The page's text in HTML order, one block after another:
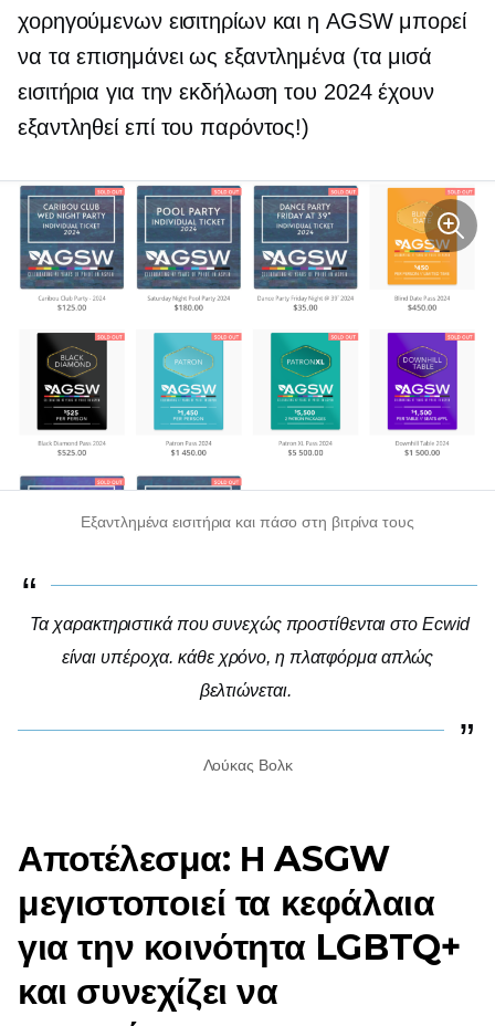
χορηγούμενων εισιτηρίων και η AGSW μπορεί
να τα επισημάνει ως εξαντλημένα (τα μισά
εισιτήρια για την εκδήλωση του 2024 έχουν
εξαντληθεί επί του παρόντος!)
Εξαντλημένα εισιτήρια και πάσο στη βιτρίνα τους
Τα χαρακτηριστικά που συνεχώς προστίθενται στο Ecwid
είναι υπέροχα. κάθε χρόνο, η πλατφόρμα απλώς
βελτιώνεται.
Λούκας Βολκ
Αποτέλεσμα: Η ASGW
μεγιστοποιεί τα κεφάλαια
για την κοινότητα LGBTQ+
και συνεχίζει να